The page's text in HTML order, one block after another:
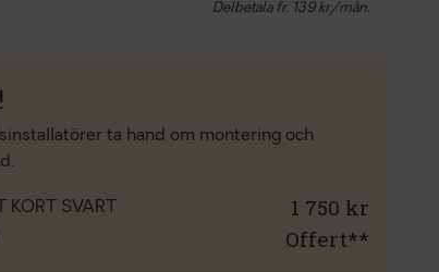
Delbetala fr. 139kr/mån.
ta hand om montering och
KORT SVART 1 750 kr
Offert**